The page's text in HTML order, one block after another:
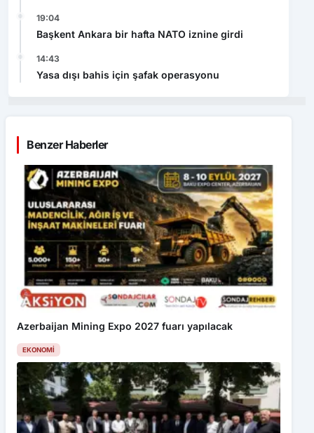
19:04
Başkent Ankara bir hafta NATO iznine girdi
14:43
Yasa dışı bahis için şafak operasyonu
Benzer Haberler
Azerbaijan Mining Expo 2027 fuarı yapılacak
EKONOMI